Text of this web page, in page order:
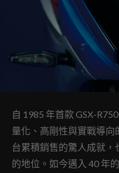
自 1985 年首款 GSX-
量化、高剛性與實戰導向
台累積銷售的驚人成就，
的地位。如今邁入 40 年